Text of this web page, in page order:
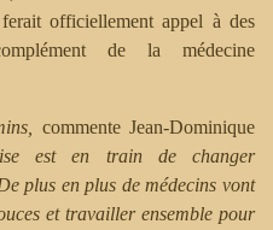
officiellement appel à des
de la médecine
commente Jean-Dominique
est en train de changer
plus en plus de médecins vont
et travailler ensemble pour